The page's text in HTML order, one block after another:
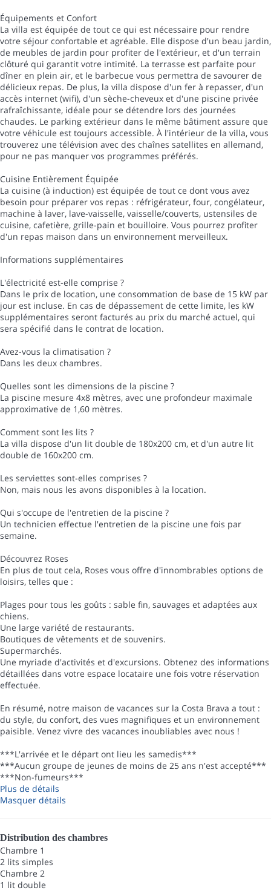
Équipements et Confort
La villa est équipée de tout ce qui est nécessaire pour rendre
votre séjour confortable et agréable. Elle dispose d'un beau jardin,
de meubles de jardin pour profiter de l'extérieur, et d'un terrain
clôturé qui garantit votre intimité. La terrasse est parfaite pour
dîner en plein air, et le barbecue vous permettra de savourer de
délicieux repas. De plus, la villa dispose d'un fer à repasser, d'un
accès internet (wifi), d'un sèche-cheveux et d'une piscine privée
rafraîchissante, idéale pour se détendre lors des journées
chaudes. Le parking extérieur dans le même bâtiment assure que
votre véhicule est toujours accessible. À l'intérieur de la villa, vous
trouverez une télévision avec des chaînes satellites en allemand,
pour ne pas manquer vos programmes préférés.
Cuisine Entièrement Équipée
La cuisine (à induction) est équipée de tout ce dont vous avez
besoin pour préparer vos repas : réfrigérateur, four, congélateur,
machine à laver, lave-vaisselle, vaisselle/couverts, ustensiles de
cuisine, cafetière, grille-pain et bouilloire. Vous pourrez profiter
d'un repas maison dans un environnement merveilleux.
Informations supplémentaires
L'électricité est-elle comprise ?
Dans le prix de location, une consommation de base de 15 kW par
jour est incluse. En cas de dépassement de cette limite, les kW
supplémentaires seront facturés au prix du marché actuel, qui
sera spécifié dans le contrat de location.
Avez-vous la climatisation ?
Dans les deux chambres.
Quelles sont les dimensions de la piscine ?
La piscine mesure 4x8 mètres, avec une profondeur maximale
approximative de 1,60 mètres.
Comment sont les lits ?
La villa dispose d'un lit double de 180x200 cm, et d'un autre lit
double de 160x200 cm.
Les serviettes sont-elles comprises ?
Non, mais nous les avons disponibles à la location.
Qui s'occupe de l'entretien de la piscine ?
Un technicien effectue l'entretien de la piscine une fois par
semaine.
Découvrez Roses
En plus de tout cela, Roses vous offre d'innombrables options de
loisirs, telles que :
Plages pour tous les goûts : sable fin, sauvages et adaptées aux
chiens.
Une large variété de restaurants.
Boutiques de vêtements et de souvenirs.
Supermarchés.
Une myriade d'activités et d'excursions. Obtenez des informations
détaillées dans votre espace locataire une fois votre réservation
effectuée.
En résumé, notre maison de vacances sur la Costa Brava a tout :
du style, du confort, des vues magnifiques et un environnement
paisible. Venez vivre des vacances inoubliables avec nous !
***L'arrivée et le départ ont lieu les samedis***
***Aucun groupe de jeunes de moins de 25 ans n'est accepté***
***Non-fumeurs***
Plus de détails
Masquer détails
Distribution des chambres
Chambre 1
2 lits simples
Chambre 2
1 lit double